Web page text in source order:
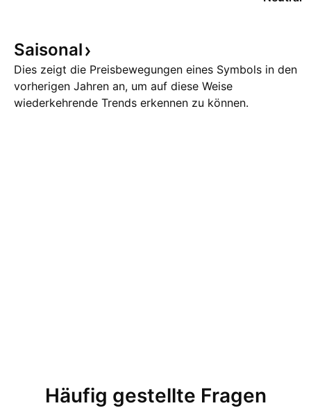
Saisonal
Dies zeigt die Preisbewegungen eines Symbols in den
vorherigen Jahren an, um auf diese Weise
wiederkehrende Trends erkennen zu können.
Häufig gestellte Fragen